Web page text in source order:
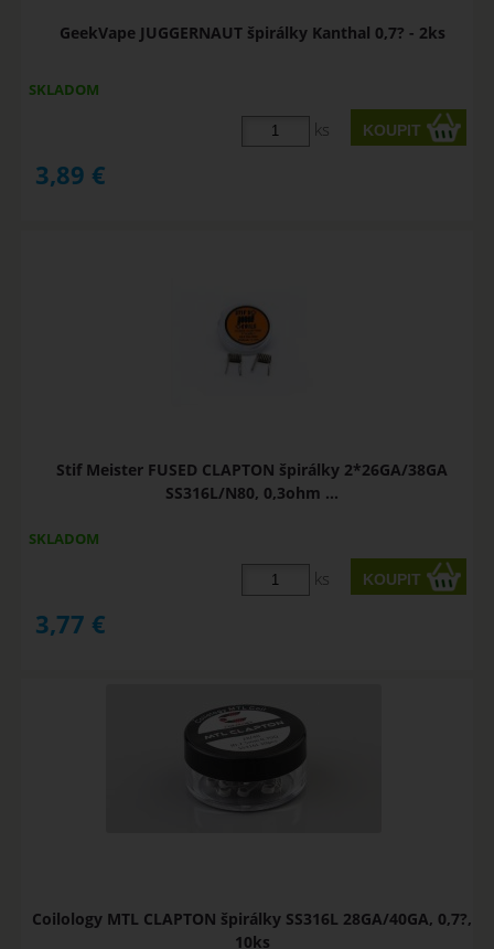
GeekVape JUGGERNAUT špirálky Kanthal 0,7? - 2ks
SKLADOM
ks
3,89 €
Stif Meister FUSED CLAPTON špirálky 2*26GA/38GA
SS316L/N80, 0,3ohm ...
SKLADOM
ks
3,77 €
Coilology MTL CLAPTON špirálky SS316L 28GA/40GA, 0,7?,
10ks